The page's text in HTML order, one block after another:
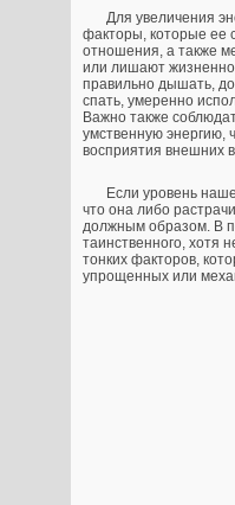
Для увеличения
факторы, которые ее
отношения, а также
или лишают
правильно дышать,
спать, умеренно
Важно также
умственную энергию,
восприятия внешних
Если уровень
что она либо
должным образом. В
таинственного, хотя
тонких факторов,
упрощенных или